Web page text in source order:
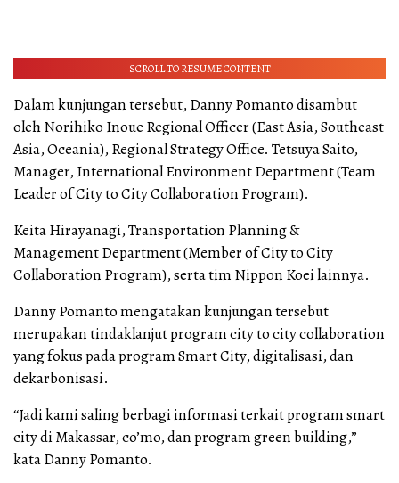
SCROLL TO RESUME CONTENT
Dalam kunjungan tersebut, Danny Pomanto disambut
oleh Norihiko Inoue Regional Officer (East Asia, Southeast
Asia, Oceania), Regional Strategy Office. Tetsuya Saito,
Manager, International Environment Department (Team
Leader of City to City Collaboration Program).
Keita Hirayanagi, Transportation Planning &
Management Department (Member of City to City
Collaboration Program), serta tim Nippon Koei lainnya.
Danny Pomanto mengatakan kunjungan tersebut
merupakan tindaklanjut program city to city collaboration
yang fokus pada program Smart City, digitalisasi, dan
dekarbonisasi.
“Jadi kami saling berbagi informasi terkait program smart
city di Makassar, co’mo, dan program green building,”
kata Danny Pomanto.